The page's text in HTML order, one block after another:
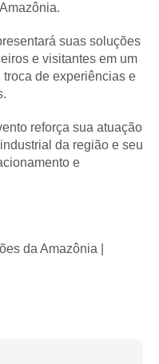
suas soluções
e visitantes em um
de experiências e
reforça sua atuação
da região e seu
e
da Amazônia |